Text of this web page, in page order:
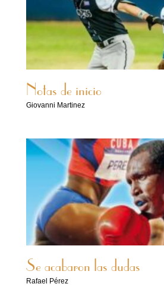
Notas de inicio
Giovanni Martinez
Se acabaron las dudas
Rafael Pérez